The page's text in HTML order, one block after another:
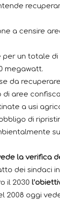
a censire
un totale di
megawatt.
da
di aree
a usi
di
la verifica
dei sindaci
il 2030
2008 oggi